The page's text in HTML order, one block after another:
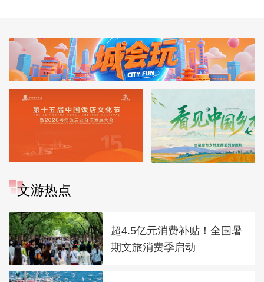
文游热点
超4.5亿元消费补贴！全国暑
期文旅消费季启动